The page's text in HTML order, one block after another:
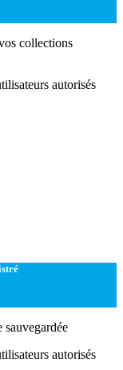
collections
autorisés
autorisés